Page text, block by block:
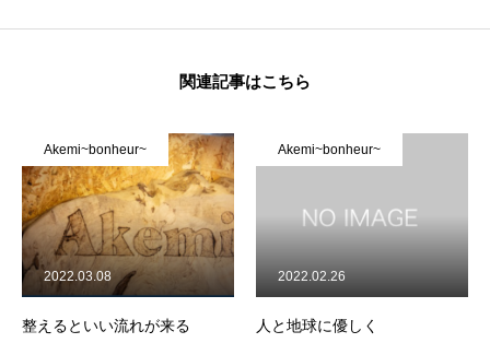
関連記事はこちら
Akemi~bonheur~
整えるといい流れが来る
2022.03.08
Akemi~bonheur~
人と地球に優しく
2022.02.26